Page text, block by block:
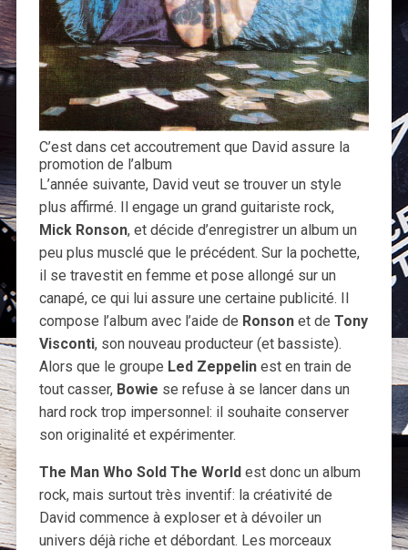
C’est dans cet accoutrement que David assure la
promotion de l’album
L’année suivante, David veut se trouver un style
plus affirmé. Il engage un grand guitariste rock,
Mick Ronson, et décide d’enregistrer un album un
peu plus musclé que le précédent. Sur la pochette,
il se travestit en femme et pose allongé sur un
canapé, ce qui lui assure une certaine publicité. Il
compose l’album avec l’aide de Ronsonet de Tony
Visconti, son nouveau producteur (et bassiste).
Alors que le groupe Led Zeppelinest en train de
tout casser, Bowie se refuse à se lancer dans un
hard rock trop impersonnel: il souhaite conserver
son originalité et expérimenter.
The Man Who Sold The Worldest donc un album
rock, mais surtout très inventif: la créativité de
David commence à exploser et à dévoiler un
univers déjà riche et débordant. Les morceaux